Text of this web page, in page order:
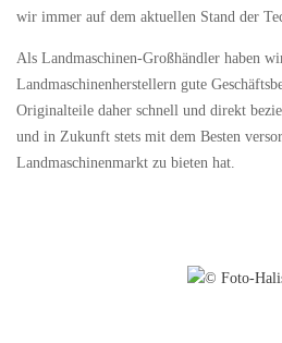
wir immer auf dem aktuellen Stand der
Als Landmaschinen-Großhändler haben
Landmaschinenherstellern gute
Originalteile daher schnell und direkt
und in Zukunft stets mit dem Besten
Landmaschinenmarkt zu bieten hat.